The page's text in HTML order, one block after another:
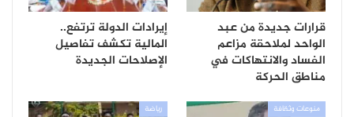
قرارات جديدة من عبد
الواحد لملاحقة مزاعم
الفساد والانتهاكات في
مناطق الحركة
إيرادات الدولة ترتفع..
المالية تكشف تفاصيل
الإصلاحات الجديدة
منوعات وثقافة رياضة